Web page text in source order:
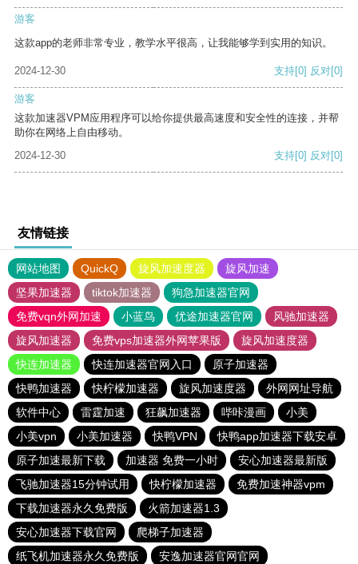
游客
这款app的老师非常专业，教学水平很高，让我能够学到实用的知识。
2024-12-30 支持[0] 反对[0]
游客
这款加速器VPM应用程序可以给你提供最高速度和安全性的连接，并帮
助你在网络上自由移动。
2024-12-30
支持[0] 反对[0]
友情链接
网站地图 QuickQ 旋风加速度器
旋风加速
坚果加速器
tiktok加速器
狗急加速器官网
免费vqn外网加速
小蓝鸟 优途加速器官网
风驰加速器
旋风加速器
免费vps加速器外网苹果版
旋风加速度器
快连加速器
快连加速器官网入口
原子加速器
快鸭加速器
快柠檬加速器 旋风加速度器
外网网址导航
软件中心
雷霆加速 狂飙加速器 哔咔漫画
小美
小美vpn
小美加速器 快鸭VPN
快鸭app加速器下载安卓
原子加速最新下载
加速器 免费一小时
安心加速器最新版
飞驰加速器15分钟试用
快柠檬加速器
免费加速神器vpm
下载加速器永久免费版
火箭加速器1.3
安心加速器下载官网
爬梯子加速器
纸飞机加速器永久免费版
安逸加速器官网官网